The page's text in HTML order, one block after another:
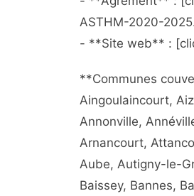
ASTHM-2020-
- **Site web** :
**Communes
Aingoulaincourt,
Annonville,
Arnancourt,
Aube, Autigny-le-
Baissey, Bannes,